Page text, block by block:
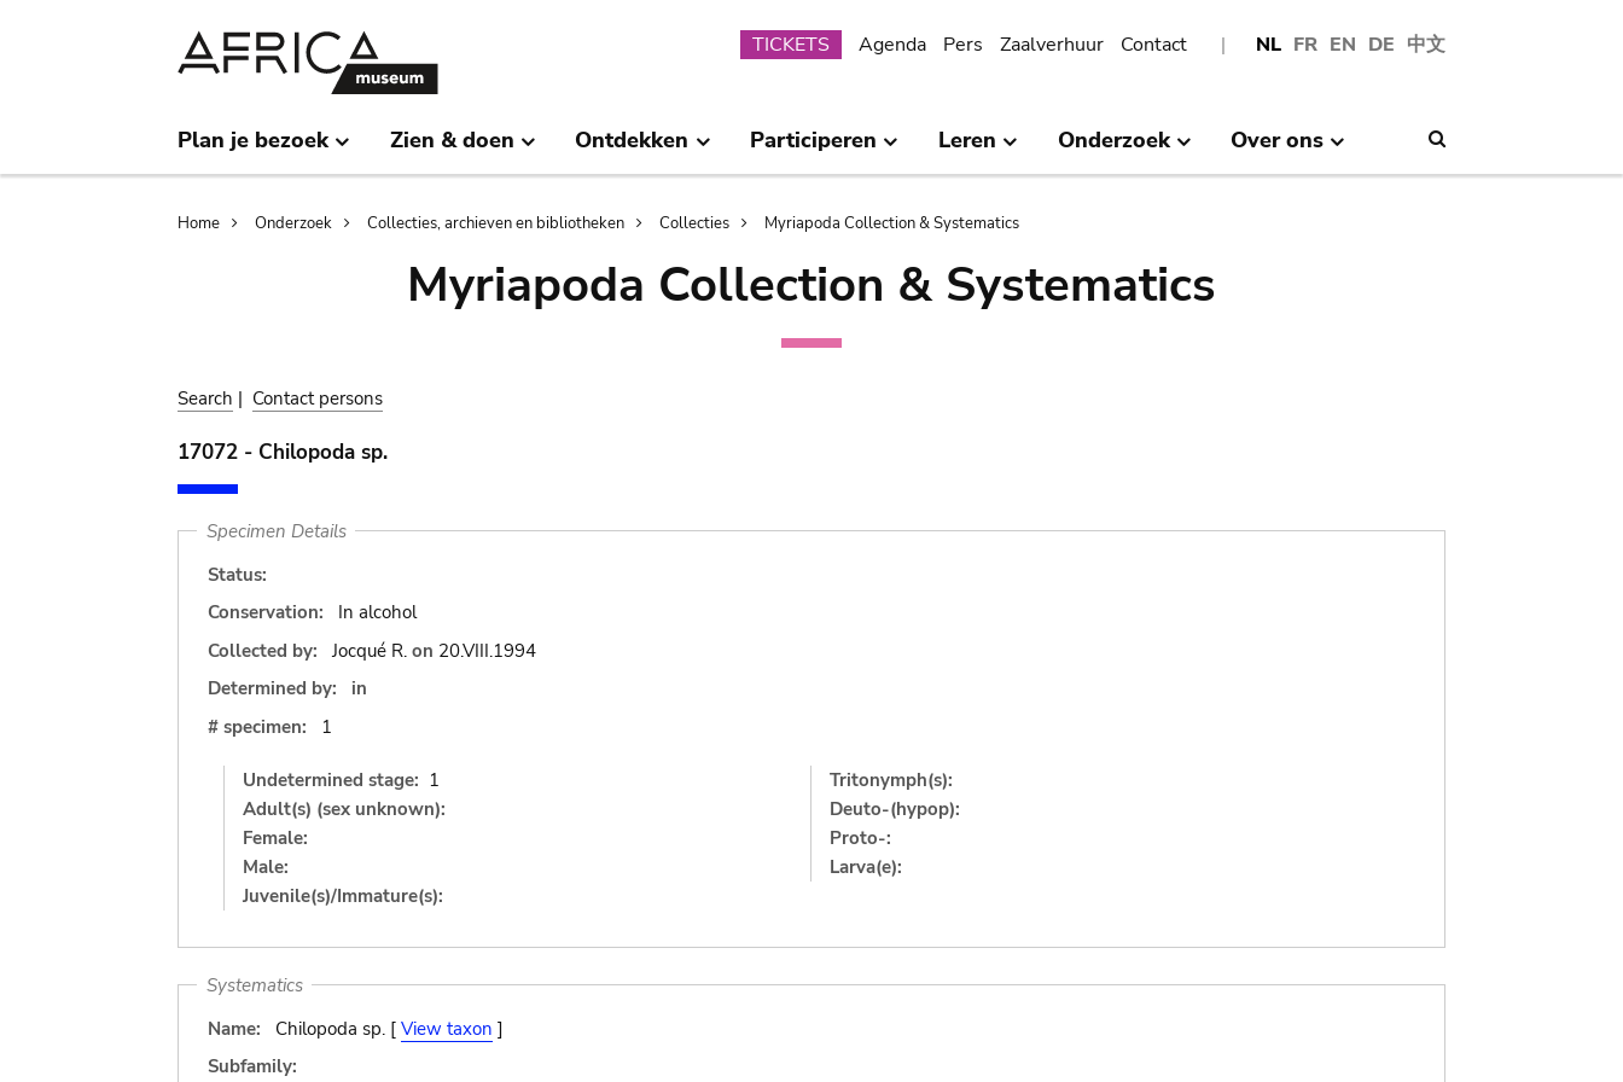
NL FR EN DE 中文
Submenu
TICKETS Agenda Pers Zaalverhuur Contact
Plan je bezoek Zien & doen Ontdekken Participeren Leren Onderzoek Over ons
Breadcrumb
Home Onderzoek Collecties, archieven en bibliotheken Collecties Myriapoda Collection & Systematics
Myriapoda Collection & Systematics
Search | Contact persons
17072 - Chilopoda sp.
Specimen Details
Status:
Conservation:
In alcohol
Collected by:
Jocqué R. on 20.VIII.1994
Determined by:
in
# specimen:
1
Undetermined stage: 1
Adult(s) (sex unknown):
Female:
Male:
Juvenile(s)/Immature(s):
Tritonymph(s):
Deuto-(hypop):
Proto-:
Larva(e):
Systematics
Name:
Chilopoda sp. [ View taxon ]
Subfamily: